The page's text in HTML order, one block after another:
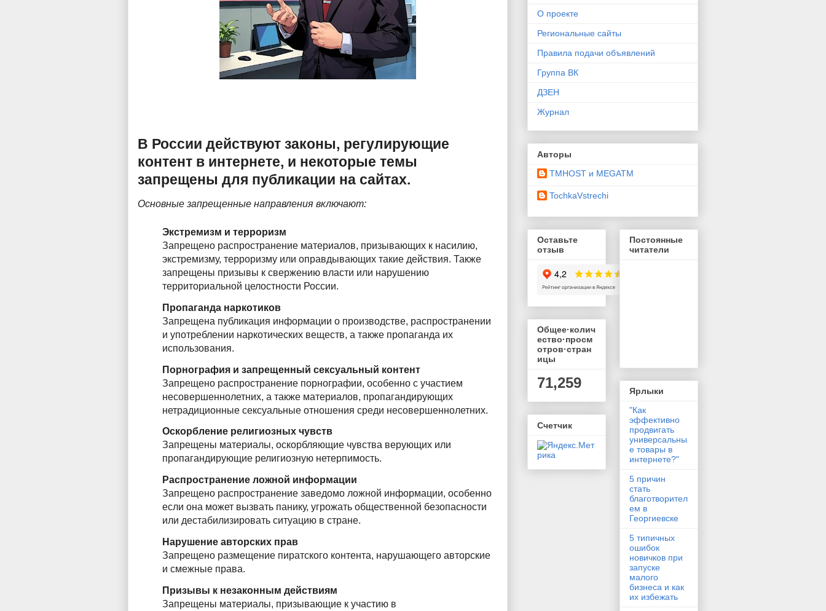
В России действуют законы, регулирующие
контент в интернете, и некоторые темы
запрещены для публикации на сайтах.
Основные запрещенные направления включают:
Экстремизм и терроризм
Запрещено распространение материалов, призывающих к насилию,
экстремизму, терроризму или оправдывающих такие действия. Также
запрещены призывы к свержению власти или нарушению
территориальной целостности России.
Пропаганда наркотиков
Запрещена публикация информации о производстве, распространении
и употреблении наркотических веществ, а также пропаганда их
использования.
Порнография и запрещенный сексуальный контент
Запрещено распространение порнографии, особенно с участием
несовершеннолетних, а также материалов, пропагандирующих
нетрадиционные сексуальные отношения среди несовершеннолетних.
Оскорбление религиозных чувств
Запрещены материалы, оскорбляющие чувства верующих или
пропагандирующие религиозную нетерпимость.
Распространение ложной информации
Запрещено распространение заведомо ложной информации, особенно
если она может вызвать панику, угрожать общественной безопасности
или дестабилизировать ситуацию в стране.
Нарушение авторских прав
Запрещено размещение пиратского контента, нарушающего авторские
и смежные права.
Призывы к незаконным действиям
Запрещены материалы, призывающие к участию в
О проекте
Региональные сайты
Правила подачи объявлений
Группа ВК
ДЗЕН
Журнал
Авторы
TMHOST и MEGATM
TochkaVstrechi
Оставьте
отзыв
Общее·колич
ество·просм
отров·стран
ицы
71,259
Счетчик
Постоянные
читатели
Ярлыки
"Как
эффективно
продвигать
универсальны
е товары в
интернете?"
5 причин
стать
благотворител
ем в
Георгиевске
5 типичных
ошибок
новичков при
запуске
малого
бизнеса и как
их избежать